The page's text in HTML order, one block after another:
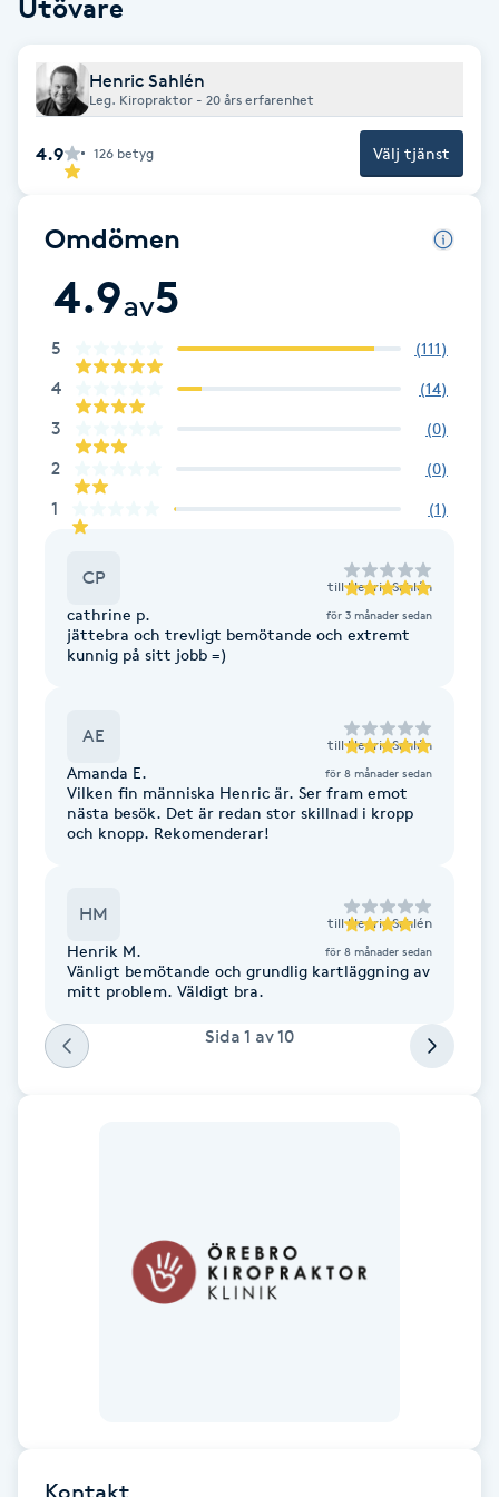
Balayage
Bambumassage
Barber
Barnklippning
Blowout
Bottenfärg
Brynformning
Brynplockning
Bröllopsuppsättning
Celluliter
Cryoterapi
Damklippning
Eyeliner-tatuering
Utövare
Henric Sahlén
Leg. Kiropraktor - 20 års erfarenhet
4.9 126 betyg Välj tjänst
Omdömen
4.9av5
5 (111)
4 (14)
3 (0)
2 (0)
1 (1)
CP till Henric Sahlén
cathrine p. för 3 månader sedan
jättebra och trevligt bemötande och extremt
kunnig på sitt jobb =)
AE till Henric Sahlén
Amanda E. för 8 månader sedan
Vilken fin människa Henric är. Ser fram emot
nästa besök. Det är redan stor skillnad i kropp
och knopp. Rekomenderar!
HM till Henric Sahlén
Henrik M. för 8 månader sedan
Vänligt bemötande och grundlig kartläggning av
mitt problem. Väldigt bra.
Sida 1 av10
Kontakt